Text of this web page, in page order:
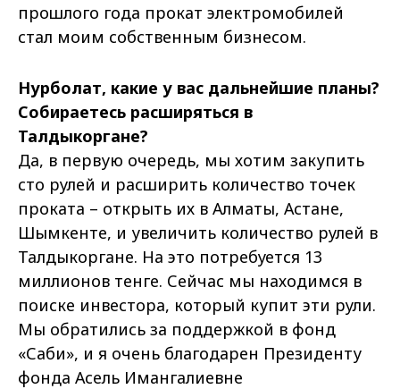
прошлого года прокат электромобилей
стал моим собственным бизнесом.
Нурболат, какие у вас дальнейшие планы?
Собираетесь расширяться в
Талдыкоргане?
Да, в первую очередь, мы хотим закупить
сто рулей и расширить количество точек
проката – открыть их в Алматы, Астане,
Шымкенте, и увеличить количество рулей в
Талдыкоргане. На это потребуется 13
миллионов тенге. Сейчас мы находимся в
поиске инвестора, который купит эти рули.
Мы обратились за поддержкой в фонд
«Саби», и я очень благодарен Президенту
фонда Асель Имангалиевне